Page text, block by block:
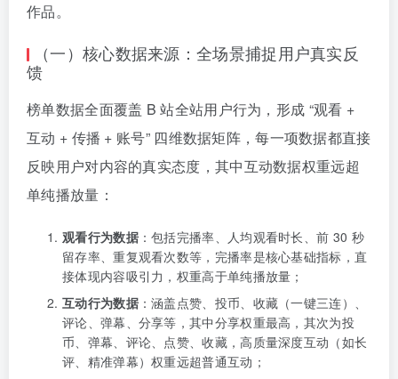
作品。
（一）核心数据来源：全场景捕捉用户真实反
馈
榜单数据全面覆盖 B 站全站用户行为，形成 “观看 +
互动 + 传播 + 账号” 四维数据矩阵，每一项数据都直接
反映用户对内容的真实态度，其中互动数据权重远超
单纯播放量：
观看行为数据：包括完播率、人均观看时长、前 30 秒
留存率、重复观看次数等，完播率是核心基础指标，直
接体现内容吸引力，权重高于单纯播放量；
互动行为数据：涵盖点赞、投币、收藏（一键三连）、
评论、弹幕、分享等，其中分享权重最高，其次为投
币、弹幕、评论、点赞、收藏，高质量深度互动（如长
评、精准弹幕）权重远超普通互动；